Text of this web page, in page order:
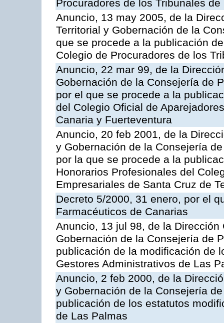
Procuradores de los Tribunales
Anuncio, 13 may 2005, de la
Territorial y Gobernación de la
que se procede a la publicación
Colegio de Procuradores de los
Anuncio, 22 mar 99, de la
Gobernación de la Consejería de
por el que se procede a la
del Colegio Oficial de
Canaria y Fuerteventura
Anuncio, 20 feb 2001, de la
y Gobernación de la Consejería
por la que se procede a la
Honorarios Profesionales del
Empresariales de Santa Cruz de
Decreto 5/2000, 31 enero, por el
Farmacéuticos de Canarias
Anuncio, 13 jul 98, de la
Gobernación de la Consejería de
publicación de la modificación de
Gestores Administrativos de Las
Anuncio, 2 feb 2000, de la
y Gobernación de la Consejería
publicación de los estatutos
de Las Palmas